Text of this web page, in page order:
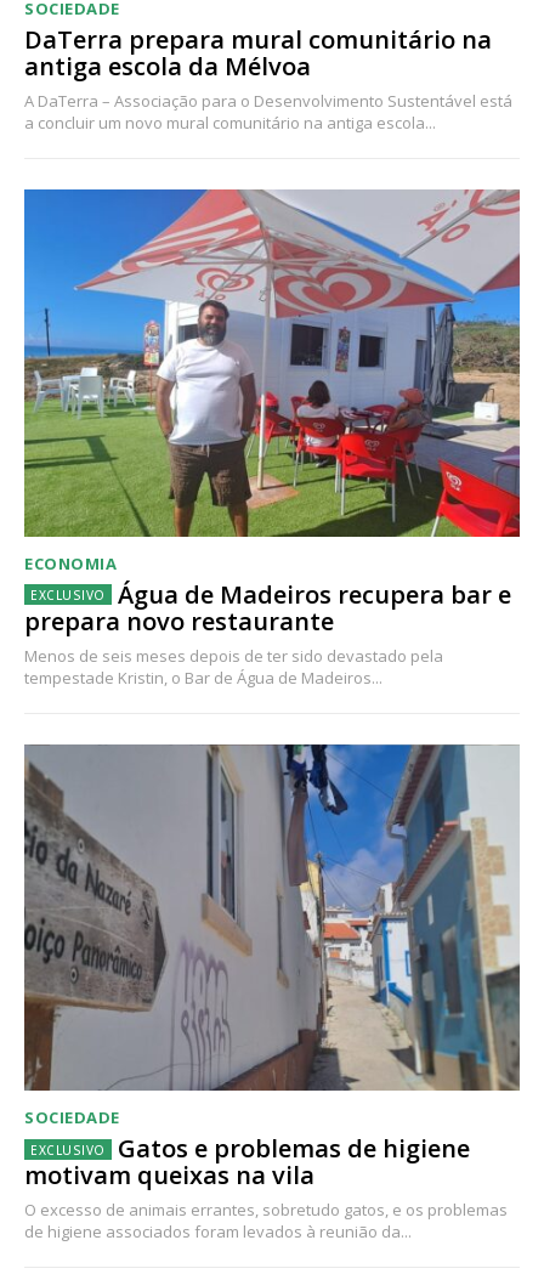
SOCIEDADE
DaTerra prepara mural comunitário na
antiga escola da Mélvoa
A DaTerra – Associação para o Desenvolvimento Sustentável está
a concluir um novo mural comunitário na antiga escola...
ECONOMIA
Água de Madeiros recupera bar e
prepara novo restaurante
Menos de seis meses depois de ter sido devastado pela
tempestade Kristin, o Bar de Água de Madeiros...
SOCIEDADE
Gatos e problemas de higiene
motivam queixas na vila
O excesso de animais errantes, sobretudo gatos, e os problemas
de higiene associados foram levados à reunião da...